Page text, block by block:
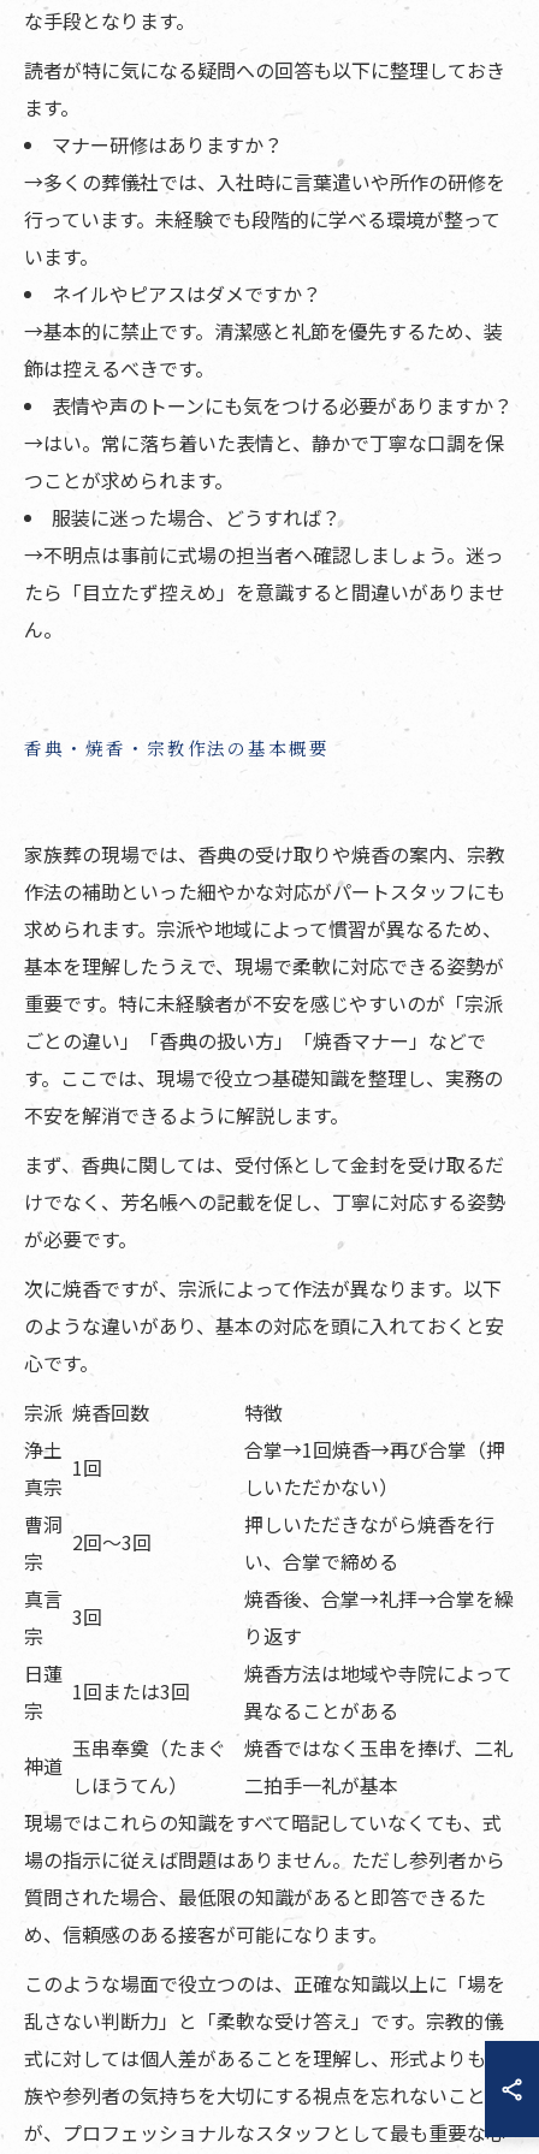
な手段となります。
読者が特に気になる疑問への回答も以下に整理しておき
ます。
マナー研修はありますか？
→多くの葬儀社では、入社時に言葉遣いや所作の研修を
行っています。未経験でも段階的に学べる環境が整って
います。
ネイルやピアスはダメですか？
→基本的に禁止です。清潔感と礼節を優先するため、装
飾は控えるべきです。
表情や声のトーンにも気をつける必要がありますか？
→はい。常に落ち着いた表情と、静かで丁寧な口調を保
つことが求められます。
服装に迷った場合、どうすれば？
→不明点は事前に式場の担当者へ確認しましょう。迷っ
たら「目立たず控えめ」を意識すると間違いがありませ
ん。
香典・焼香・宗教作法の基本概要
家族葬の現場では、香典の受け取りや焼香の案内、宗教
作法の補助といった細やかな対応がパートスタッフにも
求められます。宗派や地域によって慣習が異なるため、
基本を理解したうえで、現場で柔軟に対応できる姿勢が
重要です。特に未経験者が不安を感じやすいのが「宗派
ごとの違い」「香典の扱い方」「焼香マナー」などで
す。ここでは、現場で役立つ基礎知識を整理し、実務の
不安を解消できるように解説します。
まず、香典に関しては、受付係として金封を受け取るだ
けでなく、芳名帳への記載を促し、丁寧に対応する姿勢
が必要です。
次に焼香ですが、宗派によって作法が異なります。以下
のような違いがあり、基本の対応を頭に入れておくと安
心です。
宗派 焼香回数
特徴
浄土
真宗
1回
合掌→1回焼香→再び合掌（押
しいただかない）
曹洞
宗
2回〜3回
押しいただきながら焼香を行
い、合掌で締める
真言
宗
3回
焼香後、合掌→礼拝→合掌を繰
り返す
日蓮
宗
1回または3回
焼香方法は地域や寺院によって
異なることがある
神道
玉串奉奠（たまぐ
しほうてん）
焼香ではなく玉串を捧げ、二礼
二拍手一礼が基本
現場ではこれらの知識をすべて暗記していなくても、式
場の指示に従えば問題はありません。ただし参列者から
質問された場合、最低限の知識があると即答できるた
め、信頼感のある接客が可能になります。
このような場面で役立つのは、正確な知識以上に「場を
乱さない判断力」と「柔軟な受け答え」です。宗教的儀
式に対しては個人差があることを理解し、形式よりも遺
族や参列者の気持ちを大切にする視点を忘れないこと
が、プロフェッショナルなスタッフとして最も重要な心